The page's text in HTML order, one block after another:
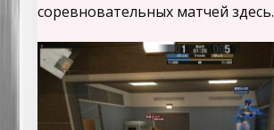
соревновательных матчей здесь.